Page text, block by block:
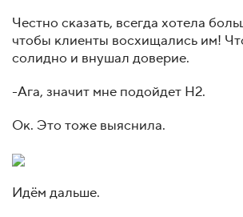
Честно сказать, всегда хотела
чтобы клиенты восхищались им!
солидно и внушал доверие.
-Ага, значит мне подойдет Н2.
Ок. Это тоже выяснила.
Идём дальше.